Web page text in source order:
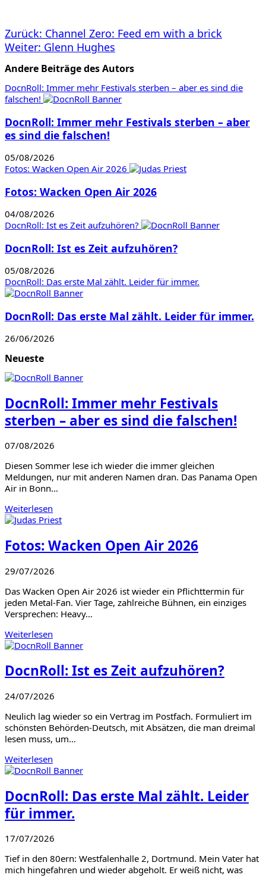
Zurück: Channel Zero: Feed em with a brick
Weiter: Glenn Hughes
Andere Beiträge des Autors
DocnRoll: Immer mehr Festivals sterben – aber es sind die
falschen!
DocnRoll: Immer mehr Festivals sterben – aber
es sind die falschen!
05/08/2026
Fotos: Wacken Open Air 2026
Fotos: Wacken Open Air 2026
04/08/2026
DocnRoll: Ist es Zeit aufzuhören?
DocnRoll: Ist es Zeit aufzuhören?
05/08/2026
DocnRoll: Das erste Mal zählt. Leider für immer.
DocnRoll: Das erste Mal zählt. Leider für immer.
26/06/2026
Neueste
DocnRoll: Immer mehr Festivals
sterben – aber es sind die falschen!
07/08/2026
Diesen Sommer lese ich wieder die immer gleichen
Meldungen, nur mit anderen Namen dran. Das Panama Open
Air in Bonn…
Weiterlesen
Fotos: Wacken Open Air 2026
29/07/2026
Das Wacken Open Air 2026 ist wieder ein Pflichttermin für
jeden Metal-Fan. Vier Tage, zahlreiche Bühnen, ein einziges
Versprechen: Heavy…
Weiterlesen
DocnRoll: Ist es Zeit aufzuhören?
24/07/2026
Neulich lag wieder so ein Vertrag im Postfach. Formuliert im
schönsten Behörden-Deutsch, mit Absätzen, die man dreimal
lesen muss, um…
Weiterlesen
DocnRoll: Das erste Mal zählt. Leider
für immer.
17/07/2026
Tief in den 80ern: Westfalenhalle 2, Dortmund. Mein Vater hat
mich hingefahren und wieder abgeholt. Er weiß nicht, was